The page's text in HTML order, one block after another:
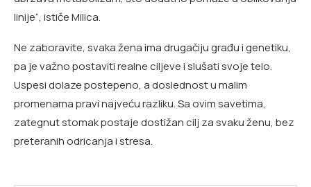
linije“, ističe Milica.
Ne zaboravite, svaka žena ima drugačiju građu i genetiku,
pa je važno postaviti realne ciljeve i slušati svoje telo.
Uspesi dolaze postepeno, a doslednost u malim
promenama pravi najveću razliku. Sa ovim savetima,
zategnut stomak postaje dostižan cilj za svaku ženu, bez
preteranih odricanja i stresa.